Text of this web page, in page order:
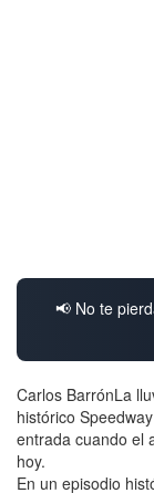
📢 No te
Carlos BarrónLa
histórico
entrada cuando el
hoy.
En un episodio